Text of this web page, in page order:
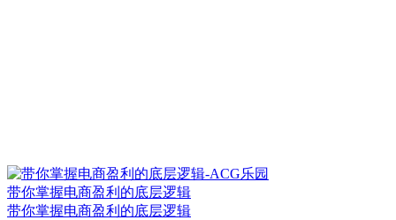
带你掌握电商盈利的底层逻辑
带你掌握电商盈利的底层逻辑